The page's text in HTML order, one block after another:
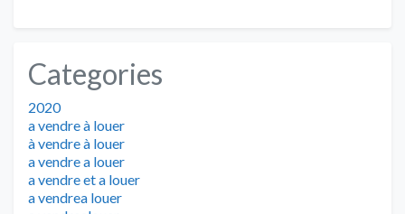
Categories
2020
a vendre à louer
à vendre à louer
a vendre a louer
a vendre et a louer
a vendrea louer